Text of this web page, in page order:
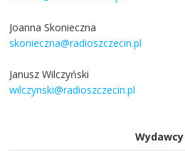
Joanna Skonieczna
skonieczna@radioszczecin.pl
Janusz Wilczyński
wilczynski@radioszczecin.pl
Wydawcy